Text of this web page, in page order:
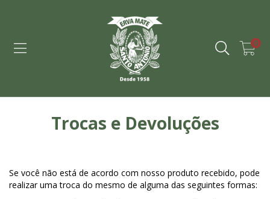
0
Trocas e Devoluções
Se você não está de acordo com nosso produto recebido, pode
realizar uma troca do mesmo de alguma das seguintes formas: